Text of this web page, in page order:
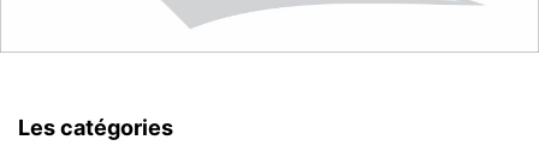
Les catégories